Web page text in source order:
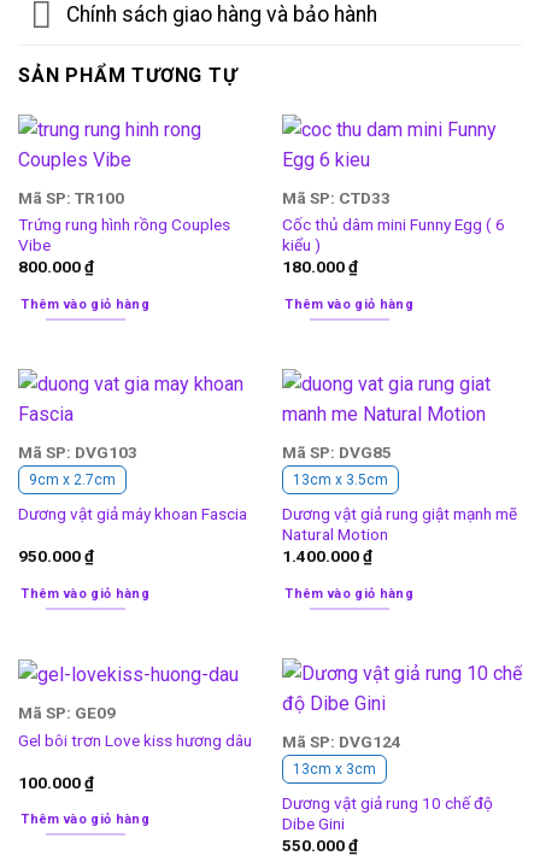
Chính sách giao hàng và bảo hành
SẢN PHẨM TƯƠNG TỰ
Mã SP: TR100
Trứng rung hình rồng Couples
Vibe
800.000₫
Thêm vào giỏ hàng
Mã SP: CTD33
Cốc thủ dâm mini Funny Egg ( 6
kiểu )
180.000₫
Thêm vào giỏ hàng
Mã SP: DVG103
9cm x 2.7cm
Dương vật giả máy khoan Fascia
950.000₫
Thêm vào giỏ hàng
Mã SP: DVG85
13cm x 3.5cm
Dương vật giả rung giật mạnh mẽ
Natural Motion
1.400.000₫
Thêm vào giỏ hàng
Mã SP: GE09
Gel bôi trơn Love kiss hương dâu
100.000₫
Thêm vào giỏ hàng
Mã SP: DVG124
13cm x 3cm
Dương vật giả rung 10 chế độ
Dibe Gini
550.000₫